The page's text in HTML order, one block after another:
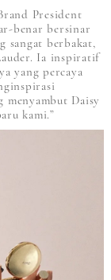
President
benar bersinar
sangat berbakat,
Ia inspiratif
yang percaya
menyambut Daisy
kami.”